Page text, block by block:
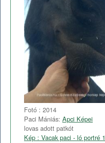
Fotó : 2014
Paci Mániás: Apci Képei
lovas adott patkót
Kép : Vacak paci - ló portré 1